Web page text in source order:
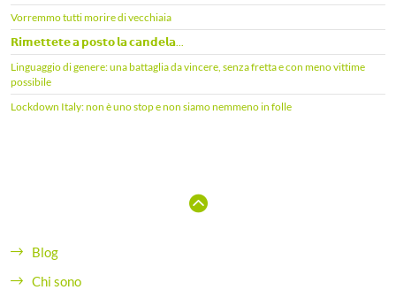
Vorremmo tutti morire di vecchiaia
𝗥𝗶𝗺𝗲𝘁𝘁𝗲𝘁𝗲 𝗮 𝗽𝗼𝘀𝘁𝗼 𝗹𝗮 𝗰𝗮𝗻𝗱𝗲𝗹𝗮...
Linguaggio di genere: una battaglia da vincere, senza fretta e con meno vittime
possibile
Lockdown Italy: non è uno stop e non siamo nemmeno in folle
Blog
Chi sono